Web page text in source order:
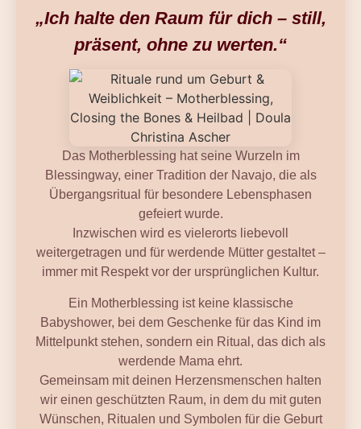
„Ich halte den Raum für dich – still,
präsent, ohne zu werten.“
Das Motherblessing hat seine Wurzeln im
Blessingway, einer Tradition der Navajo, die als
Übergangsritual für besondere Lebensphasen
gefeiert wurde.
Inzwischen wird es vielerorts liebevoll
weitergetragen und für werdende Mütter gestaltet –
immer mit Respekt vor der ursprünglichen Kultur.
Ein Motherblessing ist keine klassische
Babyshower, bei dem Geschenke für das Kind im
Mittelpunkt stehen, sondern ein Ritual, das dich als
werdende Mama ehrt.
Gemeinsam mit deinen Herzensmenschen halten
wir einen geschützten Raum, in dem du mit guten
Wünschen, Ritualen und Symbolen für die Geburt